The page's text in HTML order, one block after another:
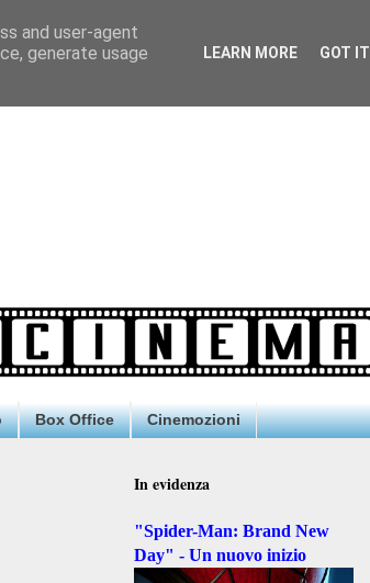
Box Office Cinemozioni
In evidenza
"Spider-Man: Brand New
Day" - Un nuovo inizio
and user-agent
generate usage
LEARN MORE GOT IT